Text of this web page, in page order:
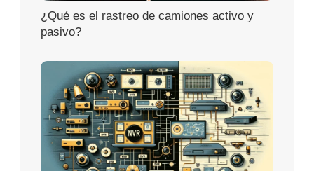
¿Qué es el rastreo de camiones activo y
pasivo?